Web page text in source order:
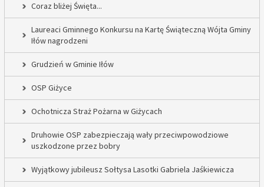
Coraz bliżej Święta...
Laureaci Gminnego Konkursu na Kartę Świąteczną Wójta Gminy
Iłów nagrodzeni
Grudzień w Gminie Iłów
OSP Giżyce
Ochotnicza Straż Pożarna w Giżycach
Druhowie OSP zabezpieczają wały przeciwpowodziowe
uszkodzone przez bobry
Wyjątkowy jubileusz Sołtysa Lasotki Gabriela Jaśkiewicza